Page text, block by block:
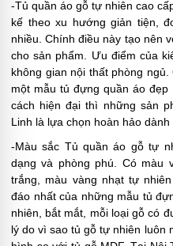
-Tủ quần áo gỗ tự nhiên cao
kế theo xu hướng giản tiện,
nhiều. Chính điều này tạo nên
cho sản phẩm. Ưu điểm của
không gian nội thất phòng
một mẫu tủ đựng quần áo
cách hiện đại thì những sản
Linh là lựa chọn hoàn hảo dành
-Màu sắc Tủ quần áo gỗ tự
dạng và phòng phú. Có màu
trắng, màu vàng nhạt tự
đáo nhất của những mẫu tủ
nhiên, bắt mắt, mỗi loại gỗ có
lý do vì sao tủ gỗ tự nhiên luôn